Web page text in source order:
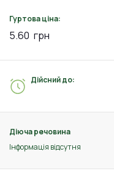
Гуртова ціна:
5.60 грн
Діюча речовина
Інформація відсутня
Дійсний до: